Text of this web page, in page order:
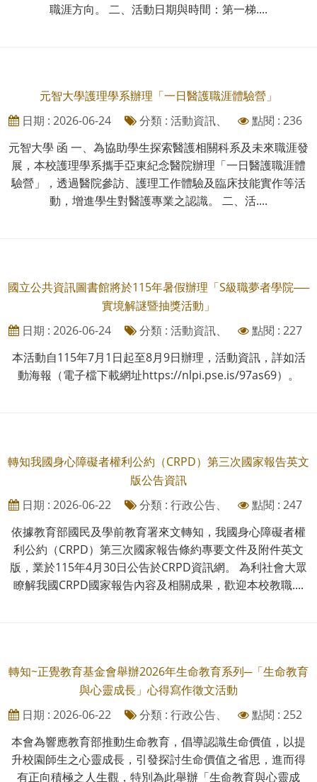
職涯方向。 二、活動日期與時間：第一梯....
元智大學護理學系辦理「一日醫護職涯體驗營」
日期 : 2026-06-24
分類 : 活動資訊、
點閱 : 236
元智大學 函 一、為協助學生探索醫護相關科系及未來職涯發
展，本校護理學系攜手亞東紀念醫院辦理「一日醫護職涯體
驗營」，透過醫院參訪、護理工作體驗及臨床技能實作等活
動，增進學生對醫護專業之認識。 二、活....
國立公共資訊圖書館將於115年暑假辦理「S級職夢者學院──
實境解謎暨抽獎活動」
日期 : 2026-06-24
分類 : 活動資訊、
點閱 : 227
本活動自115年7月1日起至8月9日辦理，活動資訊，詳如活
動海報（電子檔下載網址https://nlpi.pse.is/97as69）。
轉知我國身心障礙者權利公約（CRPD）第三次國家報告英文
版公告資訊
日期 : 2026-06-22
分類 : 行政公告、
點閱 : 247
依據教育部國民及學前教育署來文轉知，我國身心障礙者權
利公約（CRPD）第三次國家報告條約專要文件及附件英文
版，業於115年4月30日公告於CRPD資訊網。 為利社會大眾
瞭解我國CRPD國家報告內容及相關成果，歡迎本校教職....
轉知~正覺教育基金會舉辦2026年生命教育系列─「生命教育
與心靈成長」心得寫作徵文活動
日期 : 2026-06-22
分類 : 行政公告、
點閱 : 252
本會為響應教育部推動生命教育，倡導認識生命價值，以提
升校園師生之心靈成長，引發探討生命價值之省思，進而得
有正向積極之人生觀，特別為此舉辦「生命教育與心靈成